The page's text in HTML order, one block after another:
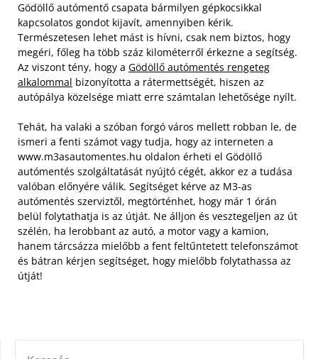
Gödöllő autómentő csapata bármilyen gépkocsikkal
kapcsolatos gondot kijavít, amennyiben kérik.
Természetesen lehet mást is hívni, csak nem biztos, hogy
megéri, főleg ha több száz kilométerről érkezne a segítség.
Az viszont tény, hogy a Gödöllő autómentés rengeteg
alkalommal bizonyította a rátermettségét, hiszen az
autópálya közelsége miatt erre számtalan lehetősége nyílt.
Tehát, ha valaki a szóban forgó város mellett robban le, de
ismeri a fenti számot vagy tudja, hogy az interneten a
www.m3asautomentes.hu oldalon érheti el Gödöllő
autómentés szolgáltatását nyújtó cégét, akkor ez a tudása
valóban előnyére válik. Segítséget kérve az M3-as
autómentés szerviztől, megtörténhet, hogy már 1 órán
belül folytathatja is az útját. Ne álljon és vesztegeljen az út
szélén, ha lerobbant az autó, a motor vagy a kamion,
hanem tárcsázza mielőbb a fent feltűntetett telefonszámot
és bátran kérjen segítséget, hogy mielőbb folytathassa az
útját!